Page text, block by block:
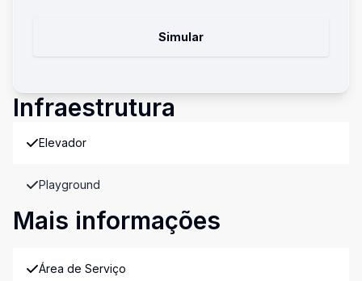
Simular
Infraestrutura
Elevador
Playground
Mais informações
Área de Serviço